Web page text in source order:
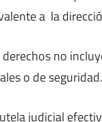
a la
no
o de seguridad.
judicial